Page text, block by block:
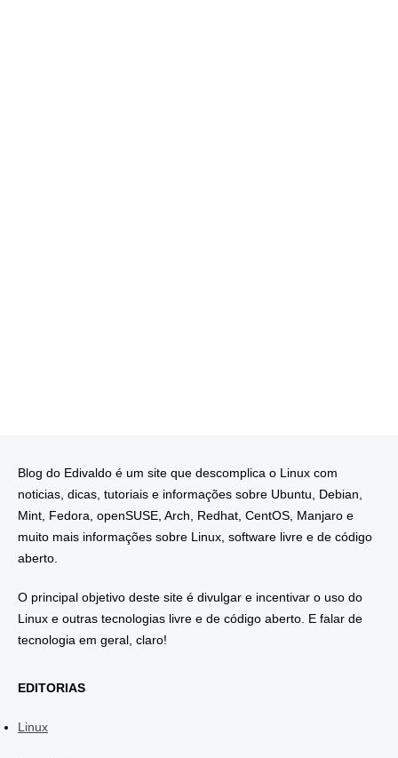
Blog do Edivaldo é um site que descomplica o Linux com
noticias, dicas, tutoriais e informações sobre Ubuntu, Debian,
Mint, Fedora, openSUSE, Arch, Redhat, CentOS, Manjaro e
muito mais informações sobre Linux, software livre e de código
aberto.
O principal objetivo deste site é divulgar e incentivar o uso do
Linux e outras tecnologias livre e de código aberto. E falar de
tecnologia em geral, claro!
EDITORIAS
Linux